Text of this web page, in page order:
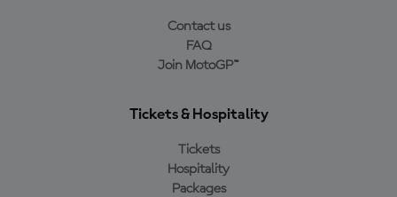
Contact us
FAQ
Join MotoGP™
Tickets & Hospitality
Tickets
Hospitality
Packages